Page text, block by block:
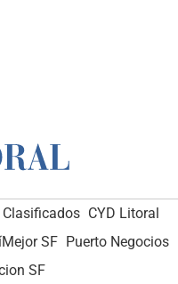
Clasificados CYD Litoral
SF Puerto Negocios
SF